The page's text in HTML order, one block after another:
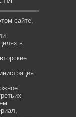
сайте,
в